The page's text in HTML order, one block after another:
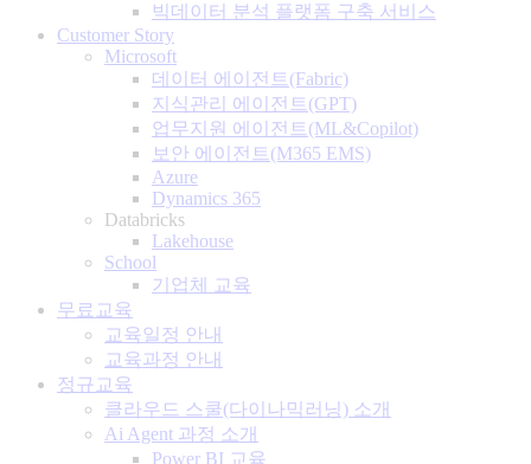
빅데이터 분석 플랫폼 구축 서비스
Customer Story
Microsoft
데이터 에이전트(Fabric)
지식관리 에이전트(GPT)
업무지원 에이전트(ML&Copilot)
보안 에이전트(M365 EMS)
Azure
Dynamics 365
Databricks
Lakehouse
School
기업체 교육
무료교육
교육일정 안내
교육과정 안내
정규교육
클라우드 스쿨(다이나믹러닝) 소개
Ai Agent 과정 소개
Power BI 교육